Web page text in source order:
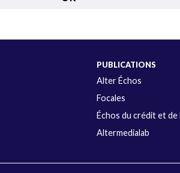
PUBLICATIONS
Alter Échos
Focales
Échos du crédit et de
Altermedialab